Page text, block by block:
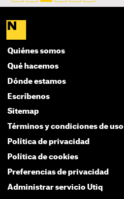
Quiénes somos
Qué hacemos
Dónde estamos
Escríbenos
Sitemap
Términos y condiciones de uso
Política de privacidad
Política de cookies
Preferencias de privacidad
Administrar servicio Utiq